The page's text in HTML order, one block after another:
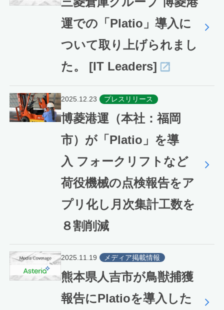
運での「Platio」導入に
ついて取り上げられまし
た。 [IT Leaders]
2025.12.23 プレスリリース
博菱港運（本社：福岡
市）が「Platio」を導
入 フォークリフトなど
荷役機械の点検報告をア
プリ化し月次集計工数を
８割削減
2025.11.19 メディア掲載情報
熊本県人吉市が鳥獣捕獲
報告にPlatioを導入した